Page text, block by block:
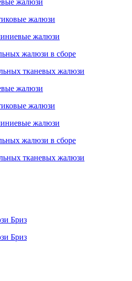
жалюзи
жалюзи
жалюзи
жалюзи в сборе
тканевых жалюзи
жалюзи
жалюзи
жалюзи
жалюзи в сборе
тканевых жалюзи
Бриз
Бриз